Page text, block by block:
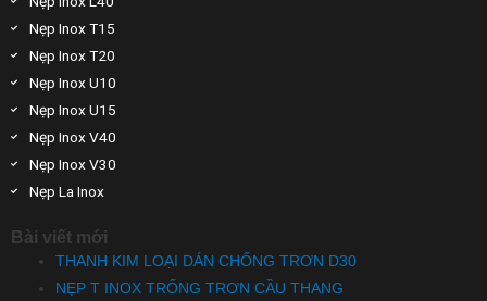
Nẹp Inox T15
Nẹp Inox T20
Nẹp Inox U10
Nẹp Inox U15
Nẹp Inox V40
Nẹp Inox V30
Nẹp La Inox
Bài viết mới
THANH KIM LOẠI DÁN CHỐNG TRƠN D30
NẸP T INOX TRỐNG TRƠN CẦU THANG